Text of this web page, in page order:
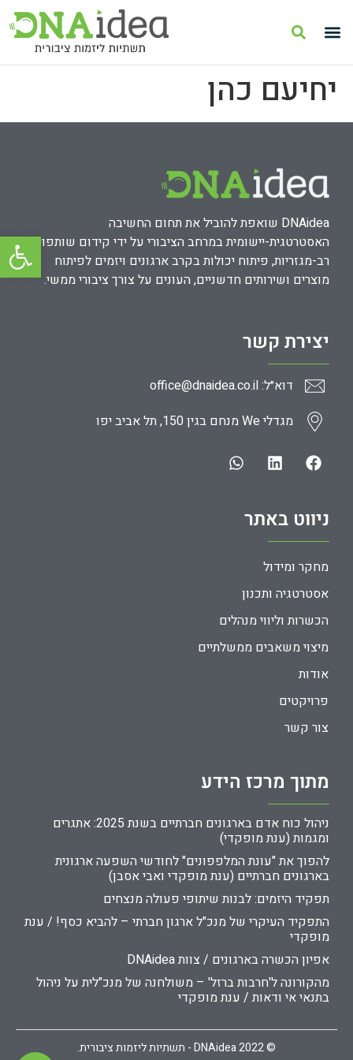
פתח
יחיעם כהן
DNAidea שואפת להוביל את תחום החשיבה
האסטרטגית-יישומית במרחב הציבורי על ידי קידום שותפויות
רב-מגזריות, פיתוח יכולות בקרב ארגונים ויזמים לפיתוח
מוצרים ושירותים חדשניים, העונים על צורך ציבורי ממשי.
ניווט באתר
מחקר ומידול
אסטרטגיה ותכנון
הכשרות וליווי מנהלים
מיצוי משאבים ממשלתיים
אודות
פרויקטים
צור קשר
מתוך מרכז הידע
ניהול כוח אדם בארגונים חברתיים בשנת 2025: אתגרים
ומגמות (ענת מופקדי)
להפוך את "עונת המלפפונים" לחודשי השפעה ארגונית
בארגונים חברתיים (ענת מופקדי ואבי אסבן)
תפקיד היזמים: לבנות שיתופי פעולה מנצחים
התפקיד העיקרי של מנכ"ל ארגון חברתי – להביא כסף! / ענת
מופקדי
אפיון הכשרה בארגונים / צוות DNAidea
מהקורונה ל'חרבות ברזל' – משולחנה של מנכ"לית על ניהול
בתנאי אי ודאות / ענת מופקדי
יצירת קשר
דוא״ל: office@dnaidea.co.il
מגדלי We מנחם בגין 150, תל אביב יפו
© 2022 DNAidea - תשתיות ליזמות ציבורית.